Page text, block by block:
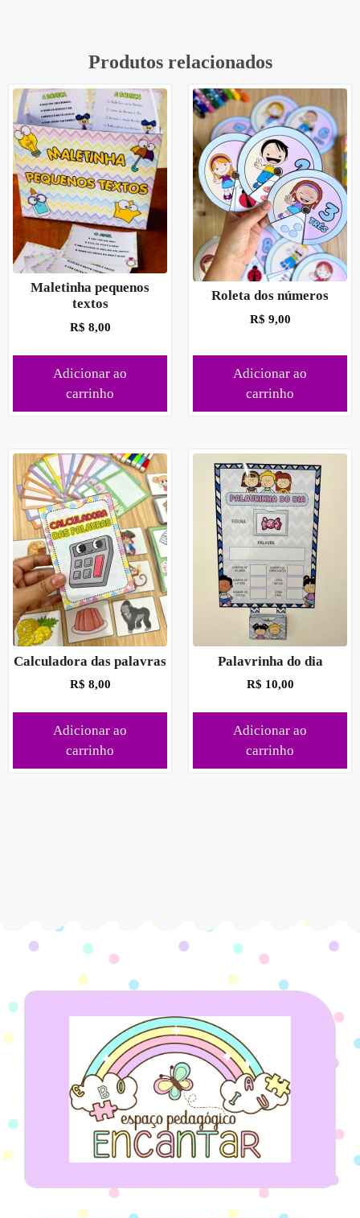
Produtos relacionados
Maletinha pequenos
textos
R$ 8,00
Adicionar ao
carrinho
Roleta dos números
R$ 9,00
Adicionar ao
carrinho
Calculadora das palavras
R$ 8,00
Adicionar ao
carrinho
Palavrinha do dia
R$ 10,00
Adicionar ao
carrinho